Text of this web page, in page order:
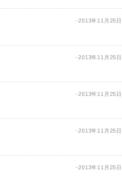
-2013年11月25日
-2013年11月25日
-2013年11月25日
-2013年11月25日
-2013年11月25日